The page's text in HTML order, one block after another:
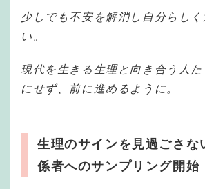
少しでも不安を解消し自分らしく
い。
現代を生きる生理と向き合う人
にせず、前に進めるように。
生理のサインを見過ごさな
係者へのサンプリング開始